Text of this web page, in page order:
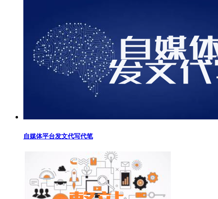
自媒体平台发文代写代笔